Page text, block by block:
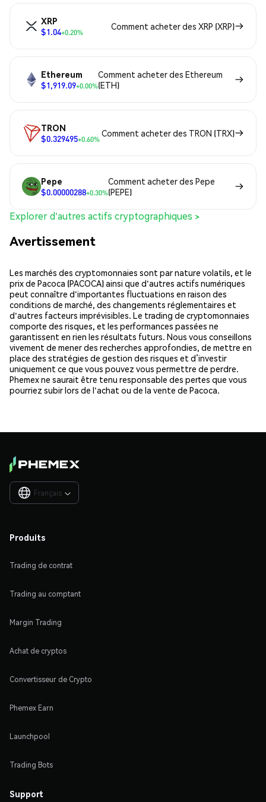
XRP
$1.04+0.20%
Comment acheter des XRP (XRP)
Ethereum
$1,919.09+0.00%
Comment acheter des Ethereum
(ETH)
TRON
$0.329495+0.60%
Comment acheter des TRON (TRX)
Pepe
$0.00000288+0.30%
Comment acheter des Pepe
(PEPE)
Explorer d'autres actifs cryptographiques >
Avertissement
Les marchés des cryptomonnaies sont par nature volatils, et le
prix de Pacoca (PACOCA) ainsi que d'autres actifs numériques
peut connaître d'importantes fluctuations en raison des
conditions de marché, des changements réglementaires et
d'autres facteurs imprévisibles. Le trading de cryptomonnaies
comporte des risques, et les performances passées ne
garantissent en rien les résultats futurs. Nous vous conseillons
vivement de mener des recherches approfondies, de mettre en
place des stratégies de gestion des risques et d’investir
uniquement ce que vous pouvez vous permettre de perdre.
Phemex ne saurait être tenu responsable des pertes que vous
pourriez subir lors de l'achat ou de la vente de Pacoca.
Français 
Produits
Trading de contrat
Trading au comptant
Margin Trading
Achat de cryptos
Convertisseur de Crypto
Phemex Earn
Launchpool
Trading Bots
Support